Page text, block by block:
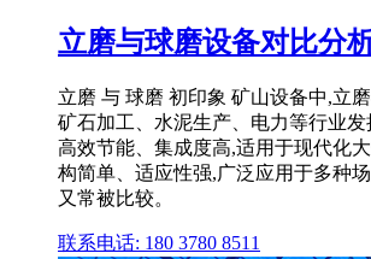
立磨与球磨设备对比分
立磨 与 球磨 初印象 矿山设备中,立
矿石加工、水泥生产、电力等行业
高效节能、集成度高,适用于现代化
构简单、适应性强,广泛应用于多种
又常被比较。
联系电话: 180 3780 8511